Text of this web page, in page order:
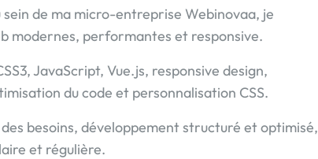
de ma micro-entreprise Webinovaa, je
modernes, performantes et responsive.
JavaScript, Vue.js, responsive design,
du code et personnalisation CSS.
besoins, développement structuré et optimisé,
et régulière.